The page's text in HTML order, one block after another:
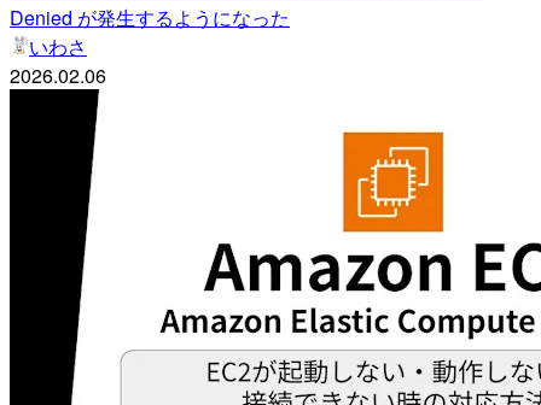
Denied が発生するようになった
いわさ
2026.02.06